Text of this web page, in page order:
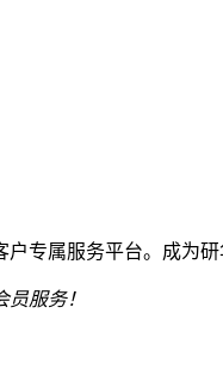
户专属服务平台。成为
服务！